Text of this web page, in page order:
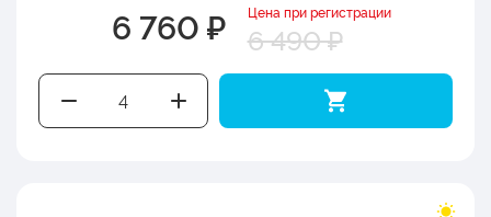
6 760 ₽ Цена при регистрации
6 490 ₽